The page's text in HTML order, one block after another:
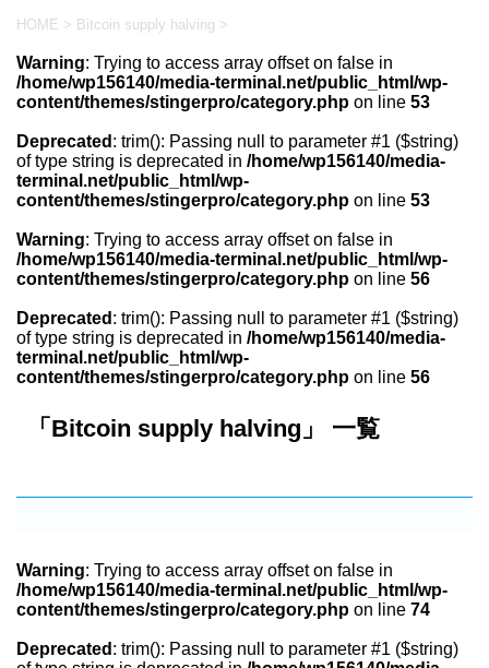
HOME > Bitcoin supply halving >
Warning: Trying to access array offset on false in
/home/wp156140/media-terminal.net/public_html/wp-
content/themes/stingerpro/category.php on line 53
Deprecated : trim(): Passing null to parameter #1 ($string)
of type string is deprecated in /home/wp156140/media-
terminal.net/public_html/wp-
content/themes/stingerpro/category.php on line 53
Warning: Trying to access array offset on false in
/home/wp156140/media-terminal.net/public_html/wp-
content/themes/stingerpro/category.php on line 56
Deprecated : trim(): Passing null to parameter #1 ($string)
of type string is deprecated in /home/wp156140/media-
terminal.net/public_html/wp-
content/themes/stingerpro/category.php on line 56
「Bitcoin supply halving」 一覧
Warning: Trying to access array offset on false in
/home/wp156140/media-terminal.net/public_html/wp-
content/themes/stingerpro/category.php on line 74
Deprecated : trim(): Passing null to parameter #1 ($string)